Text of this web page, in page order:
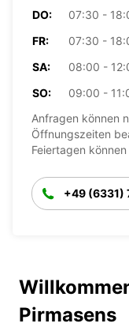
DO:
07:30 -
FR:
07:30 -
SA:
08:00 -
SO:
09:00 -
Anfragen können
Öffnungszeiten
Feiertagen
+49 (6331)
Pirmasens